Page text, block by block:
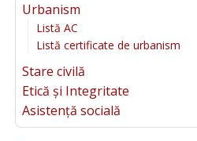
Urbanism
Listă AC
Listă certificate de urbanism
Stare civilă
Etică și Integritate
Asistență socială